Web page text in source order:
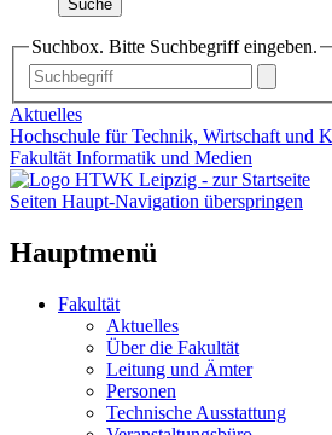
Suche
Suchbox. Bitte Suchbegriff eingeben.
Aktuelles
Hochschule für Technik, Wirtschaft und
Fakultät Informatik und Medien
Seiten Haupt-Navigation überspringen
Hauptmenü
Fakultät
Aktuelles
Über die Fakultät
Leitung und Ämter
Personen
Technische Ausstattung